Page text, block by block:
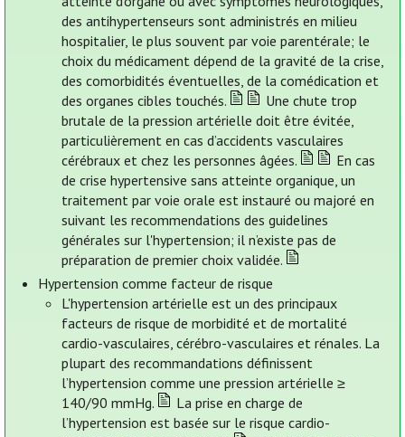
des antihypertenseurs sont administrés en milieu
hospitalier, le plus souvent par voie parentérale; le
choix du médicament dépend de la gravité de la crise,
des comorbidités éventuelles, de la comédication et
des organes cibles touchés.
Une chute trop
brutale de la pression artérielle doit être évitée,
particulièrement en cas d’accidents vasculaires
cérébraux et chez les personnes âgées.
En cas
de crise hypertensive sans atteinte organique, un
traitement par voie orale est instauré ou majoré en
suivant les recommendations des guidelines
générales sur l'hypertension; il n’existe pas de
préparation de premier choix validée.
Hypertension comme facteur de risque
L'hypertension artérielle est un des principaux
facteurs de risque de morbidité et de mortalité
cardio-vasculaires, cérébro-vasculaires et rénales. La
plupart des recommandations définissent
l’hypertension comme une pression artérielle ≥
140/90 mmHg.
La prise en charge de
l’hypertension est basée sur le risque cardio-